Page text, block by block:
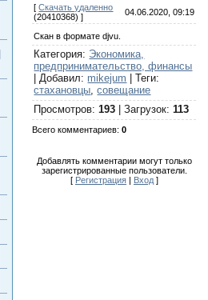
[Скачать удаленно
(20410368) ]
04.06.2020, 09:19
Скан в формате djvu.
Категория: Экономика,
предпринимательство, финансы
|Добавил: mikejum |Теги:
стахановцы,совещание
Просмотров:193 |Загрузок:113
Всего комментариев:0
Добавлять комментарии могут только
зарегистрированные пользователи.
[ Регистрация| Вход]